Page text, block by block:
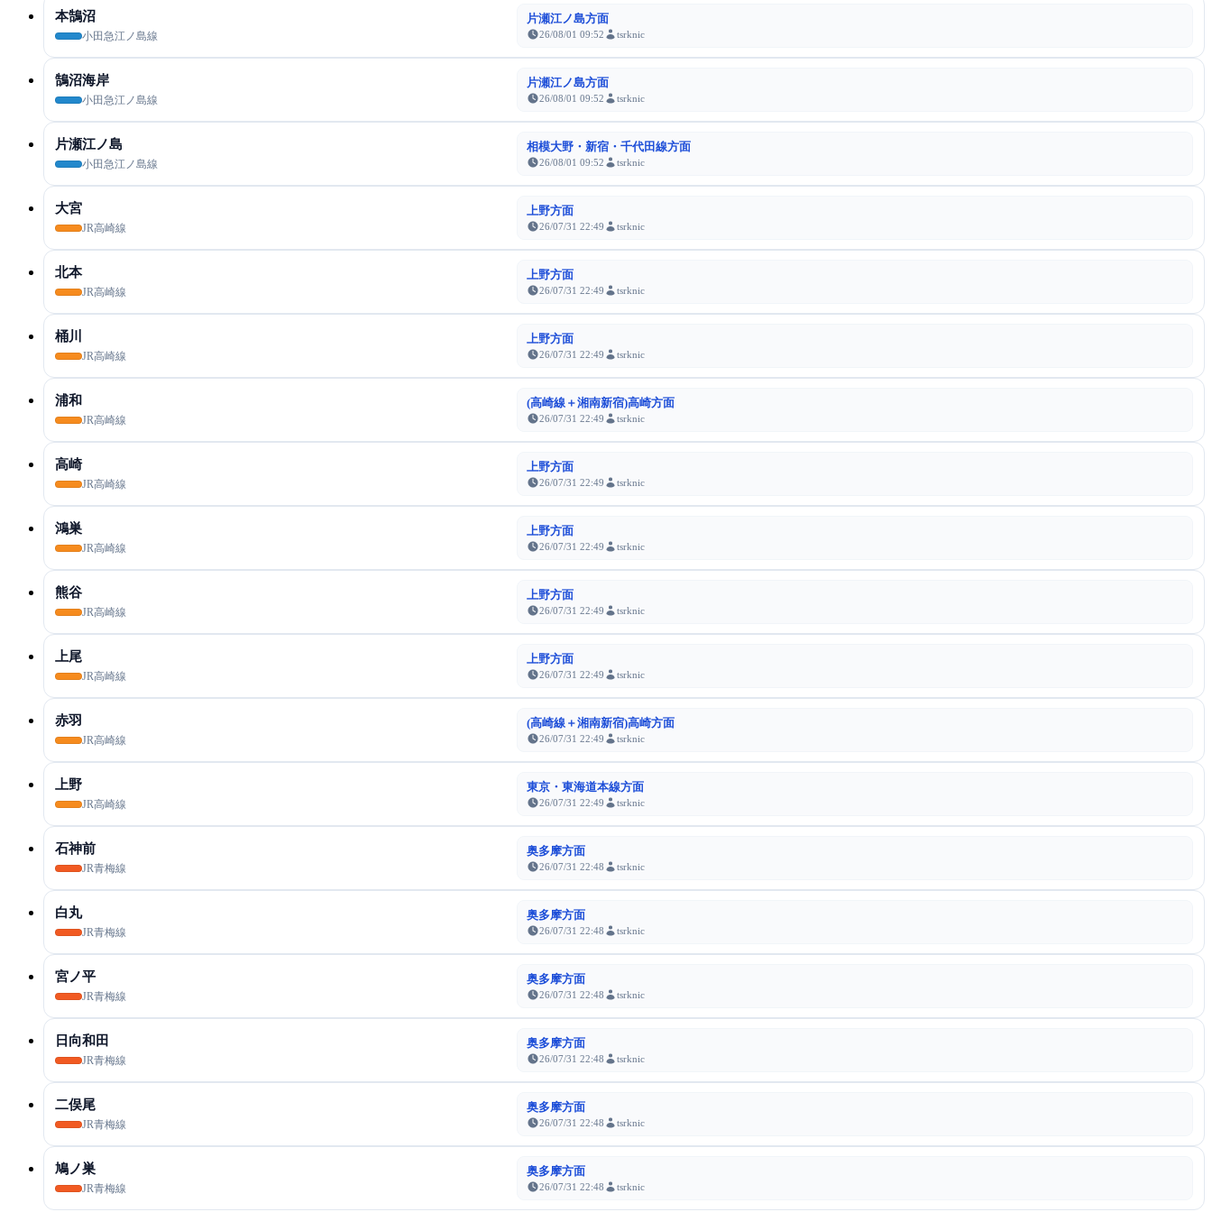
本鵠沼
小田急江ノ島線
片瀬江ノ島方面
26/08/01 09:52 tsrknic
鵠沼海岸
小田急江ノ島線
片瀬江ノ島方面
26/08/01 09:52 tsrknic
片瀬江ノ島
小田急江ノ島線
相模大野・新宿・千代田線方面
26/08/01 09:52 tsrknic
大宮
JR高崎線
上野方面
26/07/31 22:49 tsrknic
北本
JR高崎線
上野方面
26/07/31 22:49 tsrknic
桶川
JR高崎線
上野方面
26/07/31 22:49 tsrknic
浦和
JR高崎線
(高崎線＋湘南新宿)高崎方面
26/07/31 22:49 tsrknic
高崎
JR高崎線
上野方面
26/07/31 22:49 tsrknic
鴻巣
JR高崎線
上野方面
26/07/31 22:49 tsrknic
熊谷
JR高崎線
上野方面
26/07/31 22:49 tsrknic
上尾
JR高崎線
上野方面
26/07/31 22:49 tsrknic
赤羽
JR高崎線
(高崎線＋湘南新宿)高崎方面
26/07/31 22:49 tsrknic
上野
JR高崎線
東京・東海道本線方面
26/07/31 22:49 tsrknic
石神前
JR青梅線
奥多摩方面
26/07/31 22:48 tsrknic
白丸
JR青梅線
奥多摩方面
26/07/31 22:48 tsrknic
宮ノ平
JR青梅線
奥多摩方面
26/07/31 22:48 tsrknic
日向和田
JR青梅線
奥多摩方面
26/07/31 22:48 tsrknic
二俣尾
JR青梅線
奥多摩方面
26/07/31 22:48 tsrknic
鳩ノ巣
JR青梅線
奥多摩方面
26/07/31 22:48 tsrknic